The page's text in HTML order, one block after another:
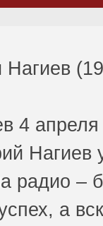
4
Нагиев
радио
а